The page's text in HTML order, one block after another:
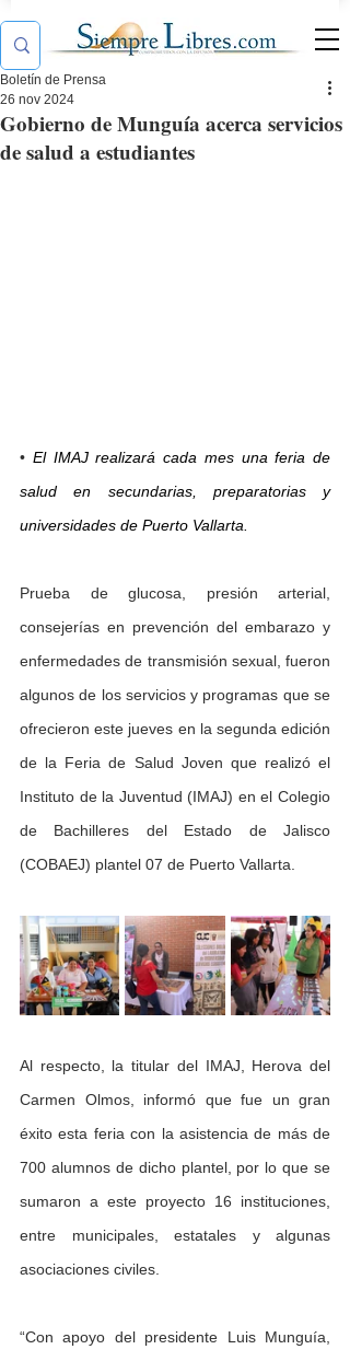
Gobierno de Munguía acerca servicios
de salud a estudiantes
Boletín de Prensa
26 nov 2024
• El IMAJ realizará cada mes una feria de
salud en secundarias, preparatorias y
universidades de Puerto Vallarta.
Prueba de glucosa, presión arterial,
consejerías en prevención del embarazo y
enfermedades de transmisión sexual, fueron
algunos de los servicios y programas que se
ofrecieron este jueves en la segunda edición
de la Feria de Salud Joven que realizó el
Instituto de la Juventud (IMAJ) en el Colegio
de Bachilleres del Estado de Jalisco
(COBAEJ) plantel 07 de Puerto Vallarta.
Al respecto, la titular del IMAJ, Herova del
Carmen Olmos, informó que fue un gran
éxito esta feria con la asistencia de más de
700 alumnos de dicho plantel, por lo que se
sumaron a este proyecto 16 instituciones,
entre municipales, estatales y algunas
asociaciones civiles.
“Con apoyo del presidente Luis Munguía,